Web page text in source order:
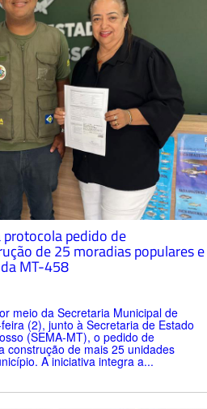
pedido de
de 25 moradias populares e
MT-458
meio da Secretaria Municipal de
(2), junto à Secretaria de Estado
(SEMA-MT), o pedido de
construção de mais 25 unidades
A iniciativa integra a...